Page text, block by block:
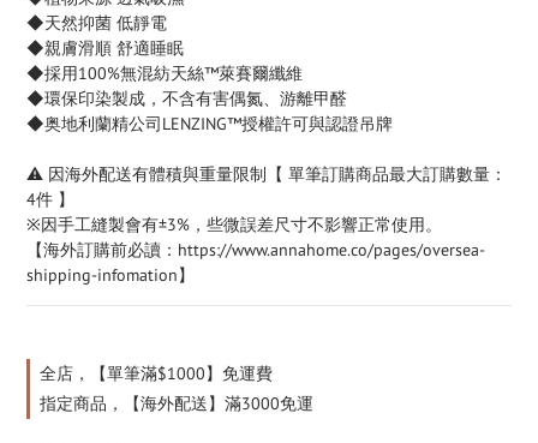
◆天然抑菌 低靜電
◆親膚滑順 舒適睡眠
◆採用100%無混紡天絲™萊賽爾纖維
◆環保印染製成，不含有害偶氮、游離甲醛
◆奥地利蘭精公司LENZING™授權許可與認證吊牌
⚠️ 因海外配送有體積與重量限制【 單筆訂購商品最大訂購數量：
4件 】
※因手工縫製會有±3%，些微誤差尺寸不影響正常使用。
【海外訂購前必讀：https://www.annahome.co/pages/oversea-
shipping-infomation】
全店，【單筆滿$1000】免運費
指定商品，【海外配送】滿3000免運